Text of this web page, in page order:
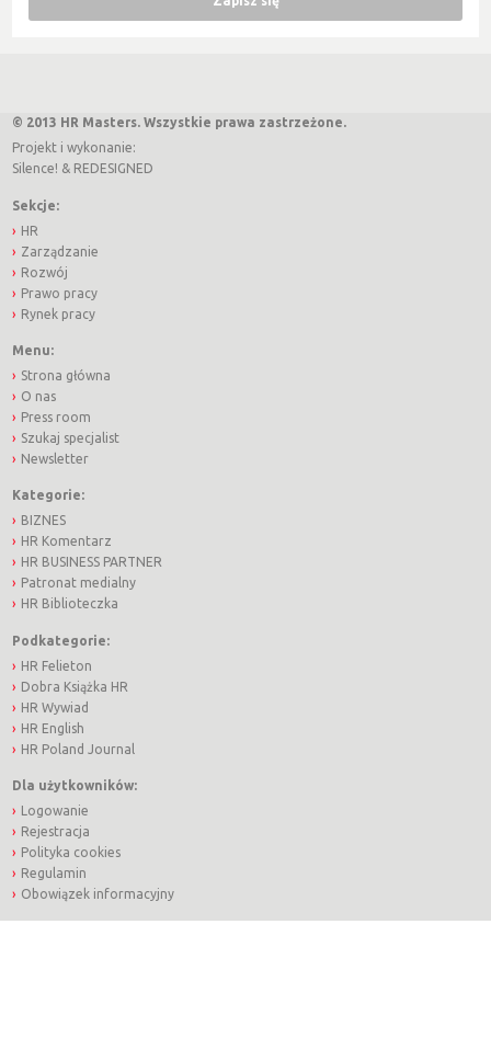
© 2013 HR Masters. Wszystkie prawa zastrzeżone.
Projekt i wykonanie:
Silence! & REDESIGNED
Sekcje:
HR
Zarządzanie
Rozwój
Prawo pracy
Rynek pracy
Menu:
Strona główna
O nas
Press room
Szukaj specjalist
Newsletter
Kategorie:
BIZNES
HR Komentarz
HR BUSINESS PARTNER
Patronat medialny
HR Biblioteczka
Podkategorie:
HR Felieton
Dobra Książka HR
HR Wywiad
HR English
HR Poland Journal
Dla użytkowników:
Logowanie
Rejestracja
Polityka cookies
Regulamin
Obowiązek informacyjny